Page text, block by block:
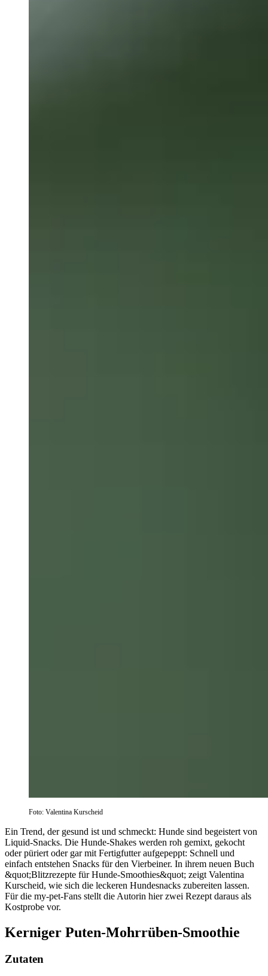
Foto: Valentina Kurscheid
Ein Trend, der gesund ist und schmeckt: Hunde sind begeistert von
Liquid-Snacks. Die Hunde-Shakes werden roh gemixt, gekocht
oder püriert oder gar mit Fertigfutter aufgepeppt: Schnell und
einfach entstehen Snacks für den Vierbeiner. In ihrem neuen Buch
&quot;Blitzrezepte für Hunde-Smoothies&quot; zeigt Valentina
Kurscheid, wie sich die leckeren Hundesnacks zubereiten lassen.
Für die my-pet-Fans stellt die Autorin hier zwei Rezept daraus als
Kostprobe vor.
Kerniger Puten-Mohrrüben-Smoothie
Zutaten